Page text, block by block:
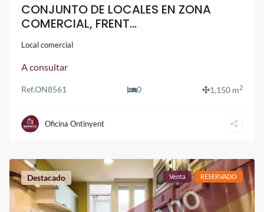
CONJUNTO DE LOCALES EN ZONA
COMERCIAL, FRENT...
Local comercial
A consultar
Ref.ON8561 0 1,150 m2
Oficina Ontinyent
Destacado Venta RESERVADO